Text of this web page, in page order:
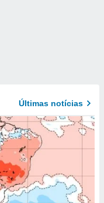
Últimas notícias